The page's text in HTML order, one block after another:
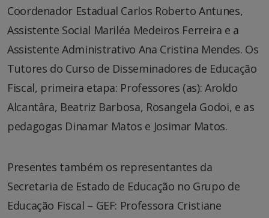
Coordenador Estadual Carlos Roberto Antunes,
Assistente Social Mariléa Medeiros Ferreira e a
Assistente Administrativo Ana Cristina Mendes. Os
Tutores do Curso de Disseminadores de Educação
Fiscal, primeira etapa: Professores (as): Aroldo
Alcantâra, Beatriz Barbosa, Rosangela Godoi, e as
pedagogas Dinamar Matos e Josimar Matos.
Presentes também os representantes da
Secretaria de Estado de Educação no Grupo de
Educação Fiscal – GEF: Professora Cristiane